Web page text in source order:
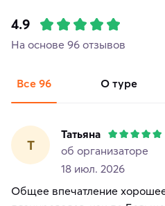
4.9
На основе 96 отзывов
Все 96 о туре
Т
Татьяна
об организаторе
18 июл. 2026
Общее впечатление